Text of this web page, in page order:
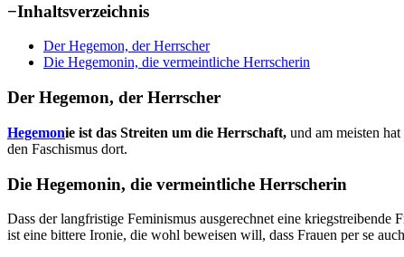
−Inhaltsverzeichnis
Der Hegemon, der Herrscher
Die Hegemonin, die vermeintliche Herrscherin
Der Hegemon, der Herrscher
Hegemonie ist das Streiten um die Herrschaft, und am meisten
den Faschismus dort.
Die Hegemonin, die vermeintliche Herrscherin
Dass der langfristige Feminismus ausgerechnet eine
ist eine bittere Ironie, die wohl beweisen will, dass Frauen per se